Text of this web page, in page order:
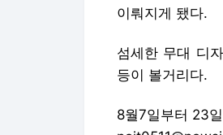
이뤄지게 됐다.
섬세한 무대 디
등이 볼거리다.
8월7일부터 23